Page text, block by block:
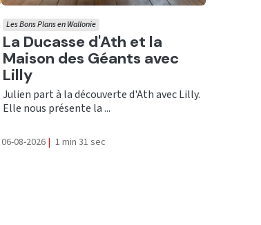
Ecouter
La Ducasse d'Ath et la
Maison des Géants avec
Lilly
Les Bons Plans en Wallonie
Julien part à la découverte d'Ath avec Lilly.
Elle nous présente la ...
06-08-2026 | 1 min 31 sec